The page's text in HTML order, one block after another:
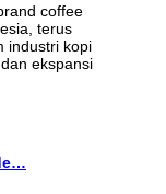
coffee
terus
industri kopi
ekspansi